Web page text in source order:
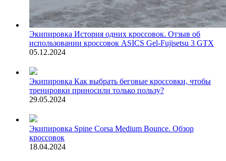
Экипировка История одних кроссовок. Отзыв об
использовании кроссовок ASICS Gel-Fujisetsu 3 GTX
05.12.2024
Экипировка Как выбрать беговые кроссовки, чтобы
тренировки приносили только пользу?
29.05.2024
Экипировка Spine Corsa Medium Bounce. Обзор
кроссовок
18.04.2024